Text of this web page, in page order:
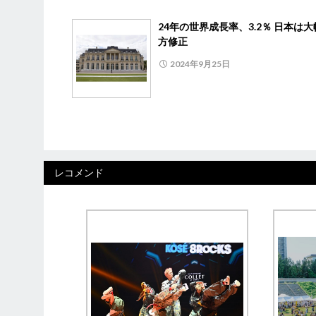
24年の世界成長率、3.2％ 日本は大
方修正
2024年9月25日
レコメンド